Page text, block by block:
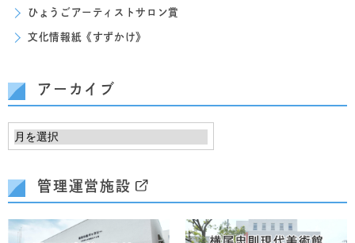
ひょうごアーティストサロン賞
文化情報紙《すずかけ》
アーカイブ
管理運営施設